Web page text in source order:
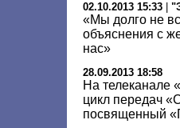
02.10.2013 15:33
«Мы долго не
объяснения с
нас»
28.09.2013 18:58
На телеканале
цикл передач
посвященный